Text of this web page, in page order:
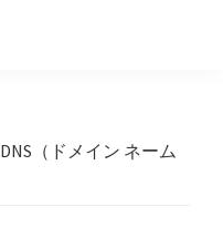
DNS（ドメイン ネーム